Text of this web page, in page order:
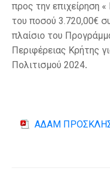
προς την
του ποσού 3.720,00€
πλαίσιο του
Περιφέρειας Κρήτης
Πολιτισμού 2024.
ΑΔΑΜ